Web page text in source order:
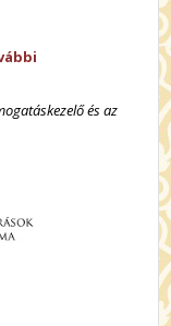
és az